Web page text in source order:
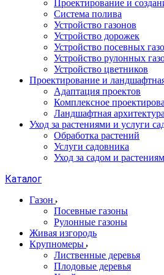
Проектирование и
Система полива
Устройство газонов
Устройство дорожек
Устройство посевных
Устройство рулонных
Устройство цветников
Проектирование и
Адаптация проектов
Комплексное
Ландшафтная архитектура
Уход за растениями и услуги
Обработка растений
Услуги садовника
Уход за садом и
Каталог
Газон
Посевные газоны
Рулонные газоны
Живая изгородь
Крупномеры
Лиственные деревья
Плодовые деревья